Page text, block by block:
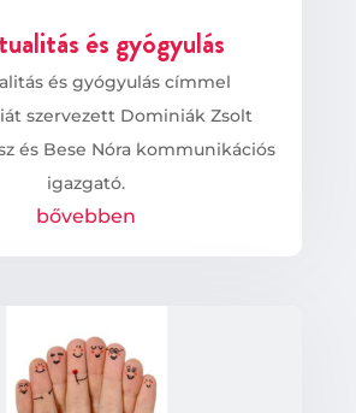
és gyógyulás
és gyógyulás címmel
szervezett Dominiák Zsolt
és Bese Nóra kommunikációs
igazgató.
bővebben